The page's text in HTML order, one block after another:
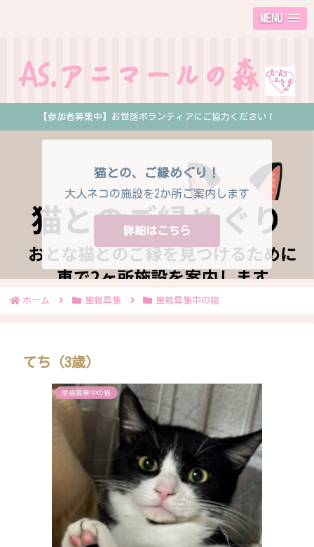
MENU
【参加者募集中】お世話ボランティアにご協力ください！
猫との、ご縁めぐり！
大人ネコの施設を2か所ご案内します
詳細はこちら
ホーム 里親募集 里親募集中の猫
てち（3歳）
里親募集中の猫